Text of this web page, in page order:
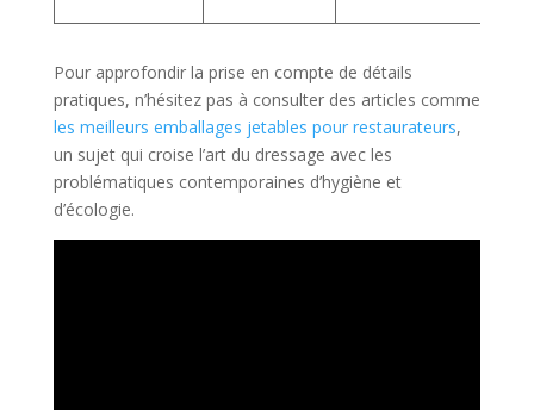
Pour approfondir la prise en compte de détails
pratiques, n’hésitez pas à consulter des articles comme
les meilleurs emballages jetables pour restaurateurs,
un sujet qui croise l’art du dressage avec les
problématiques contemporaines d’hygiène et
d’écologie.